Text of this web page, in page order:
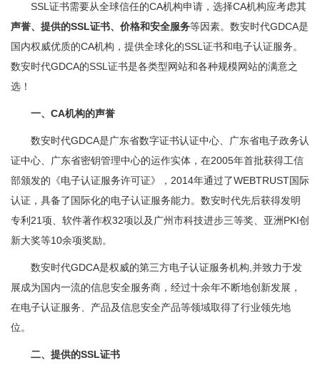
SSL证书需要从全球信任的CA机构申请，选择CA机构应考虑其
声誉、提供的SSL证书、价格和安全服务等因素。数安时代GDCA是
国内权威优质的CA机构，提供全球化的SSL证书和电子认证服务。
数安时代GDCA的SSL证书是各类型网站和各种规模网站的满意之
选！
一、CA机构的声誉
数安时代GDCA是广东省数字证书认证中心、广东省电子政务认
证中心、广东省密钥管理中心的运作实体，在2005年首批获得工信
部颁发的《电子认证服务许可证》，2014年通过了WEBTRUST国际
认证，具备了国际化的电子认证服务能力。数安时代先后获得发明
专利21项、软件著作权32项以及广州市科技进步三等奖、亚洲PKI创
新大奖等10余项奖励。
数安时代GDCA是权威的第三方电子认证服务机构,并致力于发
展成为国内一流的信息安全服务商，经过十余年不断地创新发展，
在电子认证服务、产品及信息安全产品等领域取得了行业领先地
位。
二、提供的SSL证书